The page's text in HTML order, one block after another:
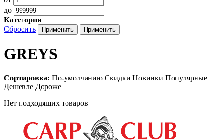
до
Категория
Сбросить
GREYS
Сортировка: По-умолчанию Скидки Новинки Популярные
Дешевле Дороже
Нет подходящих товаров